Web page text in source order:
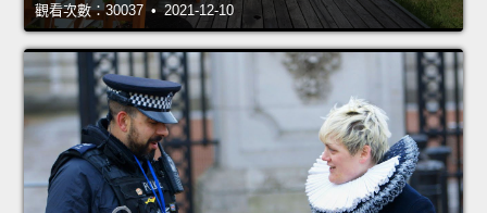
觀看次數：30037 • 2021-12-10